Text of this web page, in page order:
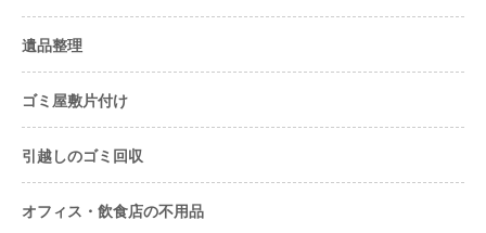
遺品整理
ゴミ屋敷片付け
引越しのゴミ回収
オフィス・飲食店の不用品